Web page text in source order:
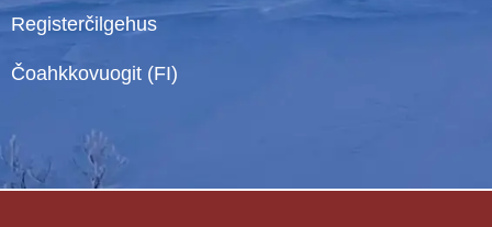
Registerčilgehus
Čoahkkovuogit (FI)